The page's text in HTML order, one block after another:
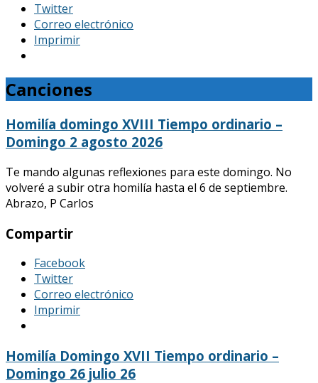
Twitter
Correo electrónico
Imprimir
Canciones
Homilía domingo XVIII Tiempo ordinario –
Domingo 2 agosto 2026
Te mando algunas reflexiones para este domingo. No
volveré a subir otra homilía hasta el 6 de septiembre.
Abrazo, P Carlos
Compartir
Facebook
Twitter
Correo electrónico
Imprimir
Homilía Domingo XVII Tiempo ordinario –
Domingo 26 julio 26